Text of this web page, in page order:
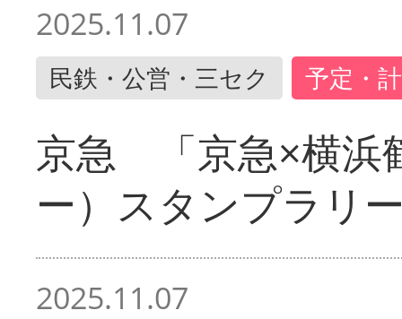
2025.11.07
民鉄・公営・三セク 予定・
京急 「京急×横浜
ー）スタンプラリ
2025.11.07